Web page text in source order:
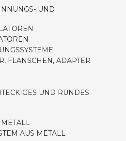
UND
FLANSCHEN, ADAPTER
UND RUNDES
METALL
AUS METALL